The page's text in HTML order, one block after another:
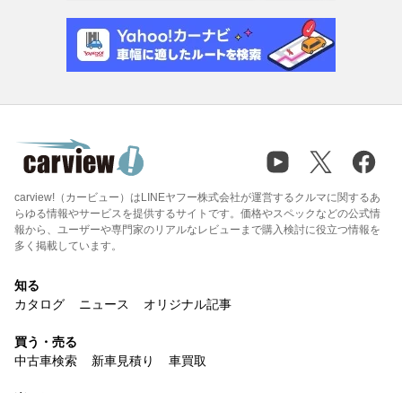
carview!（カービュー）はLINEヤフー株式会社が運営するクルマに関するあ
らゆる情報やサービスを提供するサイトです。価格やスペックなどの公式情
報から、ユーザーや専門家のリアルなレビューまで購入検討に役立つ情報を
多く掲載しています。
知る
カタログ
ニュース オリジナル記事
買う・売る
中古車検索
新車見積り 車買取